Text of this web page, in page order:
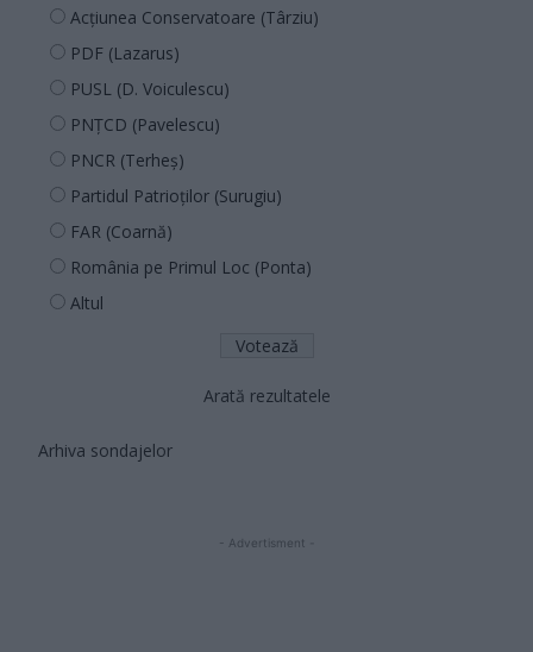
Acțiunea Conservatoare (Târziu)
PDF (Lazarus)
PUSL (D. Voiculescu)
PNȚCD (Pavelescu)
PNCR (Terheș)
Partidul Patrioților (Surugiu)
FAR (Coarnă)
România pe Primul Loc (Ponta)
Altul
Arată rezultatele
Arhiva sondajelor
- Advertisment -